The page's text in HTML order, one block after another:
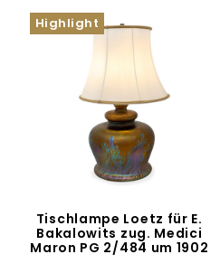
Highlight
Tischlampe Loetz für E.
Bakalowits zug. Medici
Maron PG 2/484 um 1902